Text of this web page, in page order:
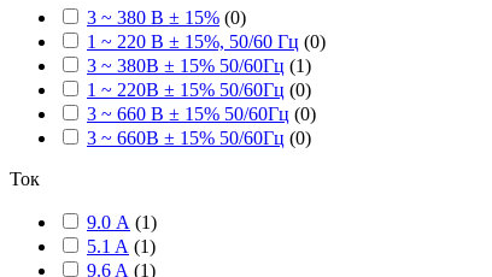
3 ~ 380 В ± 15% (0)
1 ~ 220 В ± 15%, 50/60 Гц (0)
3 ~ 380В ± 15% 50/60Гц (1)
1 ~ 220В ± 15% 50/60Гц (0)
3 ~ 660 В ± 15% 50/60Гц (0)
3 ~ 660В ± 15% 50/60Гц (0)
Ток
9.0 А (1)
5.1 A (1)
9.6 A (1)